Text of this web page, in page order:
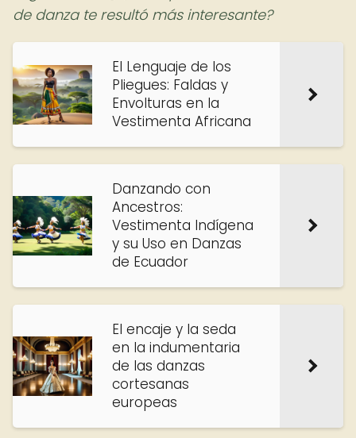
de danza te resultó más interesante?
El Lenguaje de los
Pliegues: Faldas y
Envolturas en la
Vestimenta Africana
Danzando con
Ancestros:
Vestimenta Indígena
y su Uso en Danzas
de Ecuador
El encaje y la seda
en la indumentaria
de las danzas
cortesanas
europeas